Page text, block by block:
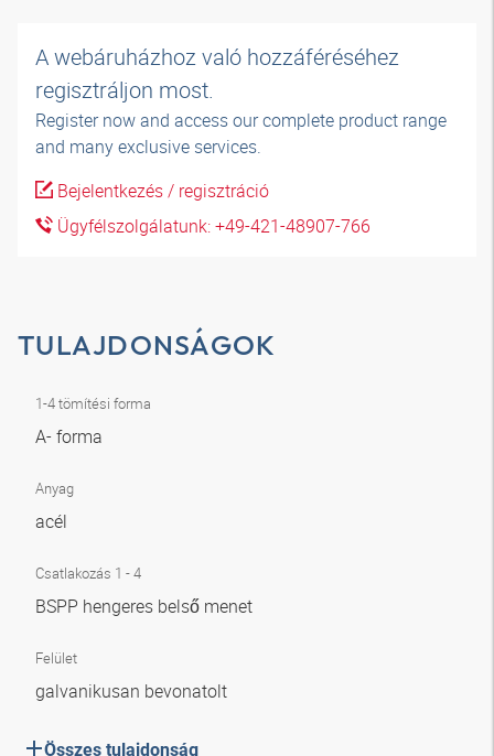
A webáruházhoz való hozzáféréséhez
regisztráljon most.
Register now and access our complete product range
and many exclusive services.
Bejelentkezés / regisztráció
Ügyfélszolgálatunk: +49-421-48907-766
TULAJDONSÁGOK
1-4 tömítési forma
A- forma
Anyag
acél
Csatlakozás 1 - 4
BSPP hengeres belső menet
Felület
galvanikusan bevonatolt
Összes tulajdonság